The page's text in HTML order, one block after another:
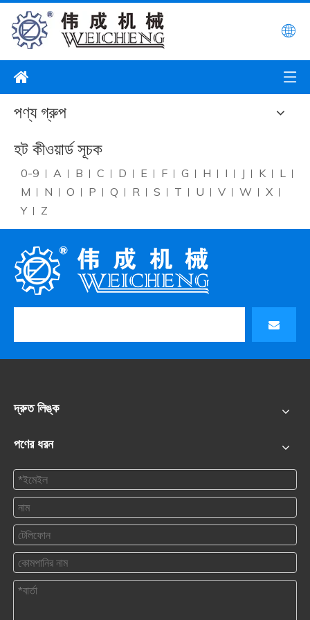
পণ্য গ্রুপ
হট কীওয়ার্ড সূচক
0-9 A B C D E F G H I J K
L
M
N O P Q R S T U V W
X
Y
Z
দ্রুত লিঙ্ক
পণের ধরন